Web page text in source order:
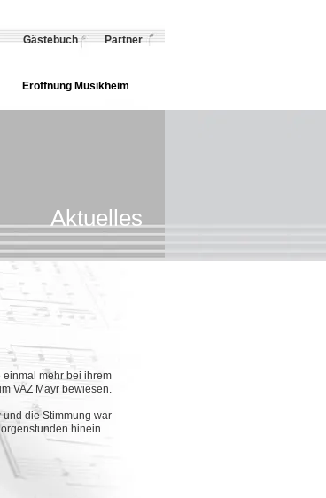
Gästebuch Partner
Eröffnung Musikheim
Aktuelles
einmal mehr bei ihrem
VAZ Mayr bewiesen.
die Stimmung war
hinein…